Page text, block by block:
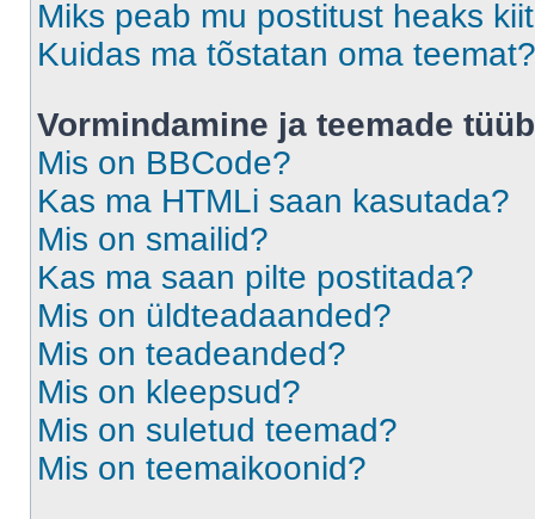
Miks peab mu postitust heaks
Kuidas ma tõstatan oma teemat?
Vormindamine ja teemade
Mis on BBCode?
Kas ma HTMLi saan kasutada?
Mis on smailid?
Kas ma saan pilte postitada?
Mis on üldteadaanded?
Mis on teadeanded?
Mis on kleepsud?
Mis on suletud teemad?
Mis on teemaikoonid?